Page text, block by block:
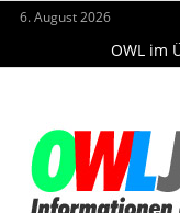
6. August 2026
OWL im